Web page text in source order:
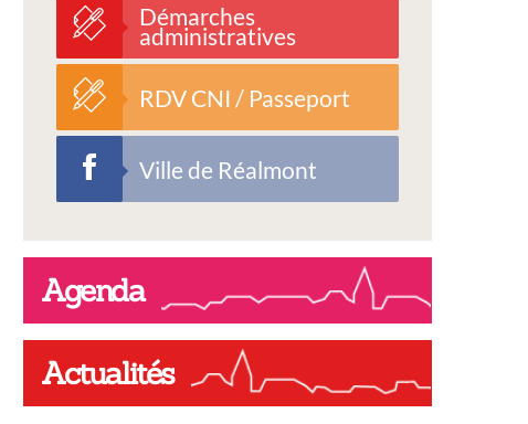
Démarches
administratives
RDV CNI / Passeport
Ville de Réalmont
Agenda
Actualités